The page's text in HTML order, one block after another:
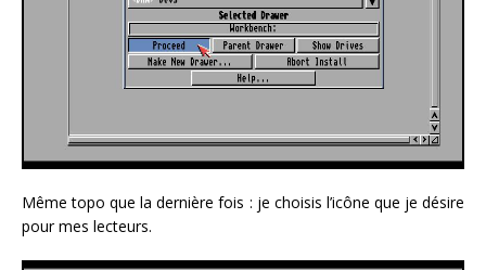
Même topo que la dernière fois : je choisis l’icône que je désire
pour mes lecteurs.